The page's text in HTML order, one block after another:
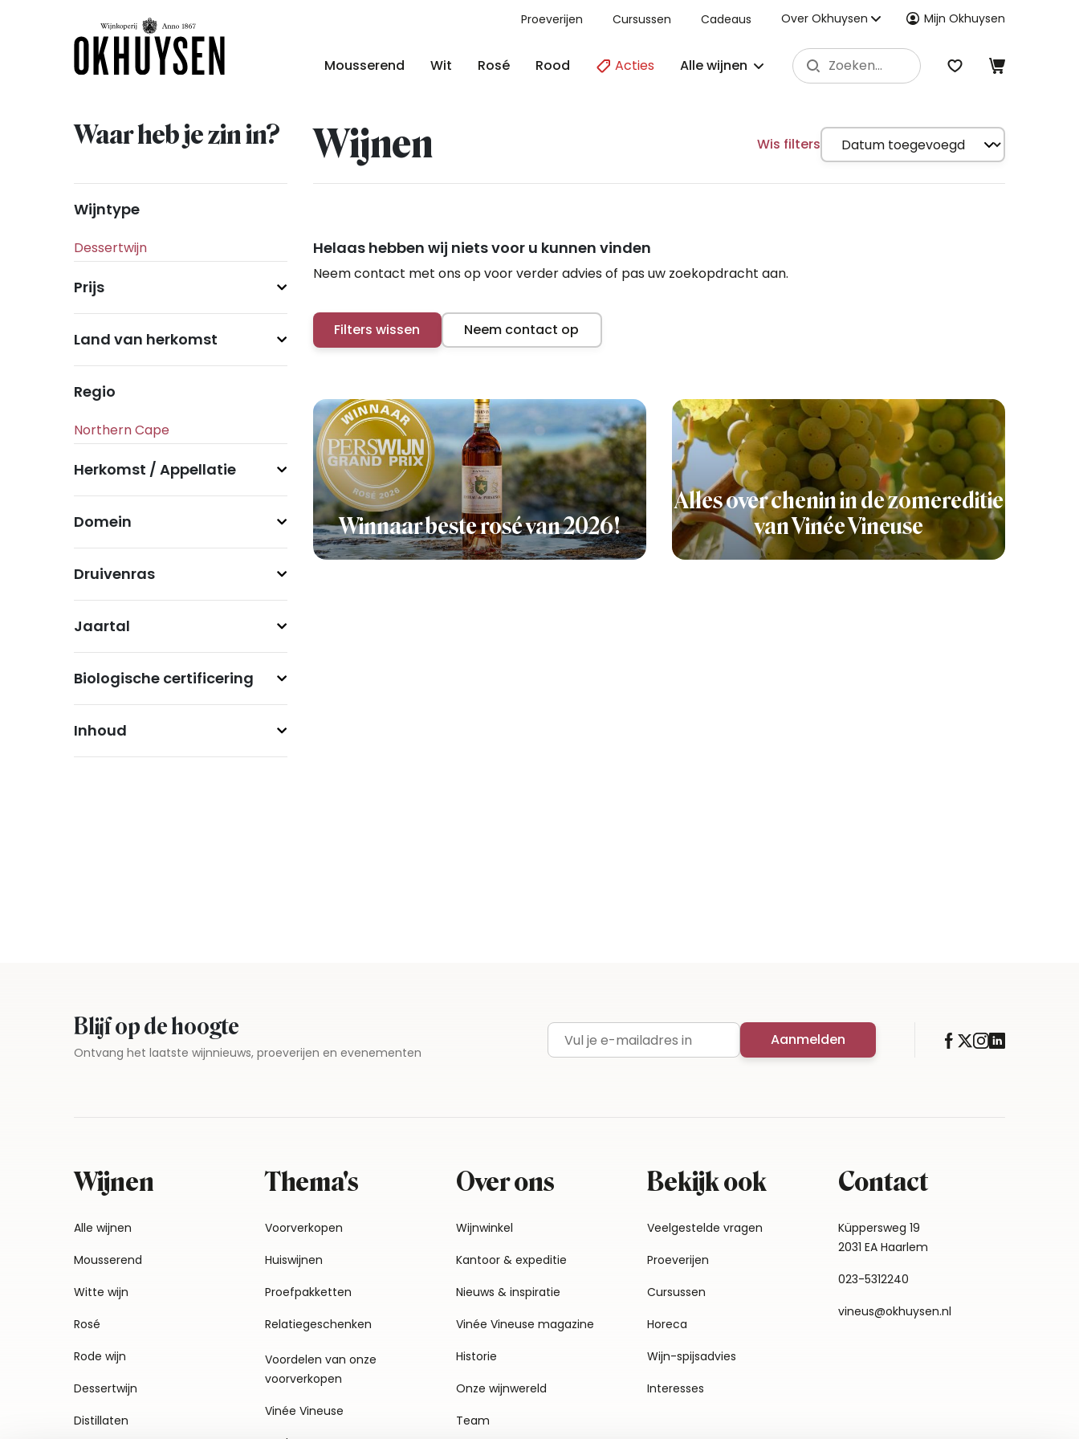
Proeverijen Cursussen Cadeaus Over Okhuysen Mijn Okhuysen
Mousserend Wit Rosé Rood Acties Alle wijnen
Waar heb je zin in? Wijnen Wis filters
Wijntype
Prijs
Land van herkomst
Regio
Herkomst / Appellatie
Domein
Druivenras
Jaartal
Biologische certificering
Inhoud
Helaas hebben wij niets voor u kunnen vinden
Neem contact met ons op voor verder advies of pas uw zoekopdracht aan.
Filters wissen Neem contact op
Winnaar beste rosé van 2026!
Alles over chenin in de zomereditie
van Vinée Vineuse
Blijf op de hoogte
Ontvang het laatste wijnnieuws, proeverijen en evenementen E-mailadres Aanmelden
Wijnen
Alle wijnen
Mousserend
Witte wijn
Rosé
Rode wijn
Dessertwijn
Distillaten
Thema's
Voorverkopen
Huiswijnen
Proefpakketten
Relatiegeschenken
Voordelen van onze
voorverkopen
Vinée Vineuse
Over ons
Wijnwinkel
Kantoor & expeditie
Nieuws & inspiratie
Vinée Vineuse magazine
Historie
Onze wijnwereld
Team
Bekijk ook
Veelgestelde vragen
Proeverijen
Cursussen
Horeca
Wijn-spijsadvies
Interesses
Contact
Küppersweg 19
2031 EA Haarlem
023-5312240
vineus@okhuysen.nl